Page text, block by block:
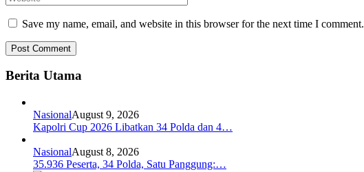
Save my name, email, and website in this browser for the next time I comment.
Berita Utama
NasionalAugust 9, 2026
Kapolri Cup 2026 Libatkan 34 Polda dan 4…
NasionalAugust 8, 2026
35.936 Peserta, 34 Polda, Satu Panggung:…